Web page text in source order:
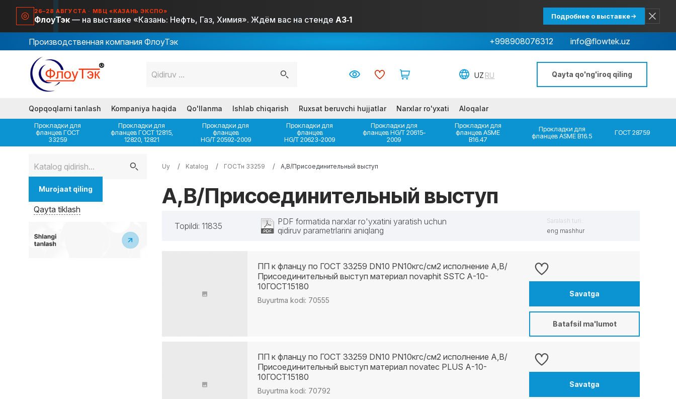
26–28 АВГУСТА · МВЦ «КАЗАНЬ ЭКСПО»
ФлоуТэк — на выставке «Казань: Нефть, Газ, Химия». Ждём вас на стенде А3‑1 Подробнее о выставке
Производственная компания ФлоуТэк +998908076312 info@flowtek.uz
Qayta qo'ng'iroq qiling
Qopqoqlarni tanlash Kompaniya haqida Qo'llanma Ishlab chiqarish Ruxsat beruvchi hujjatlar Narxlar ro'yxati Aloqalar
Прокладки для
фланцев ГОСТ
33259
Прокладки для
фланцев ГОСТ 12815,
12820, 12821
Прокладки для
фланцев
HG/T 20592-2009
Прокладки для
фланцев
HG/T 20623-2009
Прокладки для
фланцев HG/T 20615-
2009
Прокладки для
фланцев ASME
B16.47
Прокладки для
фланцев ASME B16.5
ГОСТ 28759
Murojaat qiling
Qayta tiklash
Uy Katalog ГОСТн 33259 A,B/Присоединительный выступ
A,B/Присоединительный выступ
PDF formatida narxlar ro'yxatini yaratish uchun
qidiruv parametrlarini aniqlang
Saralash turi::
eng mashhur
Topildi: 11835
ПП к фланцу по ГОСТ 33259 DN10 PN10кгс/см2 исполнение A,B/
Присоединительный выступ материал novaphit SSTC А-10-
10ГОСТ15180
Buyurtma kodi: 70555
Savatga
Batafsil ma'lumot
ПП к фланцу по ГОСТ 33259 DN10 PN10кгс/см2 исполнение A,B/
Присоединительный выступ материал novatec PLUS А-10-
10ГОСТ15180
Buyurtma kodi: 70792
Savatga